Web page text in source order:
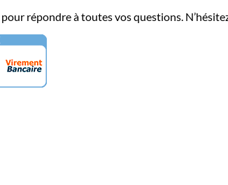
pour répondre à toutes vos questions.